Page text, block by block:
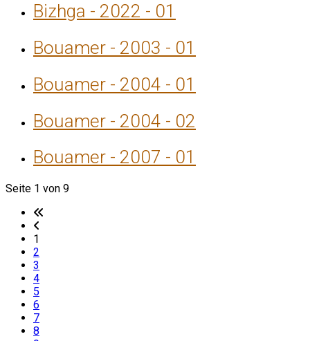
Bizhga - 2022 - 01
Bouamer - 2003 - 01
Bouamer - 2004 - 01
Bouamer - 2004 - 02
Bouamer - 2007 - 01
Seite 1 von 9
1
2
3
4
5
6
7
8